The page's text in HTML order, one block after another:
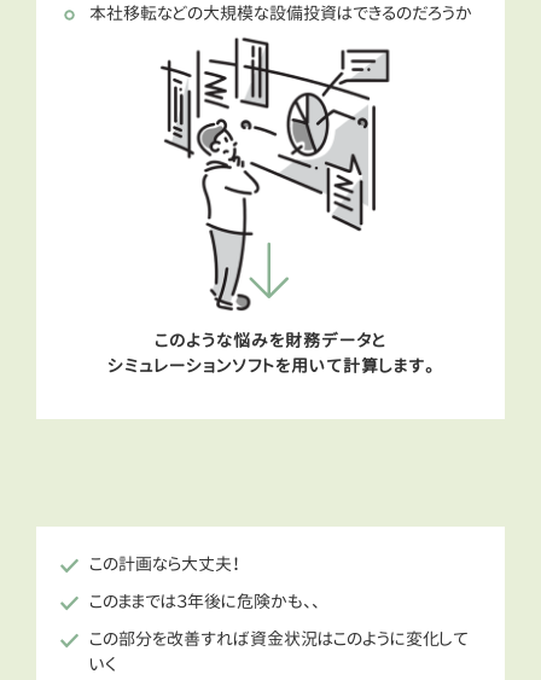
本社移転などの大規模な設備投資はできるのだろうか
このような悩みを財務データと
シミュレーションソフトを用いて計算します。
この計画なら大丈夫！
このままでは３年後に危険かも、、
この部分を改善すれば資金状況はこのように変化して
いく